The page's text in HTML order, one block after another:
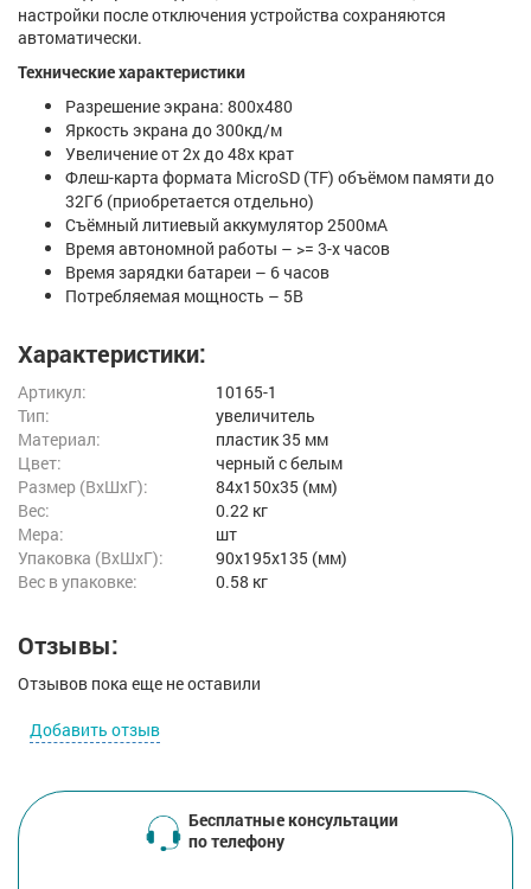
настройки после отключения устройства сохраняются
автоматически.
Технические характеристики
Разрешение экрана: 800х480
Яркость экрана до 300кд/м
Увеличение от 2х до 48х крат
Флеш-карта формата MicroSD (TF) объёмом памяти до
32Гб (приобретается отдельно)
Съёмный литиевый аккумулятор 2500мА
Время автономной работы – >= 3-х часов
Время зарядки батареи – 6 часов
Потребляемая мощность – 5В
Характеристики:
Артикул:
10165-1
Тип:
увеличитель
Материал:
пластик 35 мм
Цвет:
черный с белым
Размер (ВxШxГ):
84x150x35 (мм)
Вес:
0.22 кг
Мера:
шт
Упаковка (ВхШхГ):
90x195x135 (мм)
Вес в упаковке:
0.58 кг
Отзывы:
Отзывов пока еще не оставили
Добавить отзыв
Бесплатные консультации
по телефону